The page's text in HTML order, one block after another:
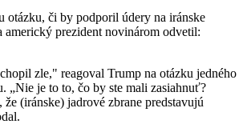
otázku, či by podporil údery na iránske
americký prezident novinárom odvetil:
zle," reagoval Trump na otázku jedného
„Nie je to to, čo by ste mali zasiahnuť?
(iránske) jadrové zbrane predstavujú